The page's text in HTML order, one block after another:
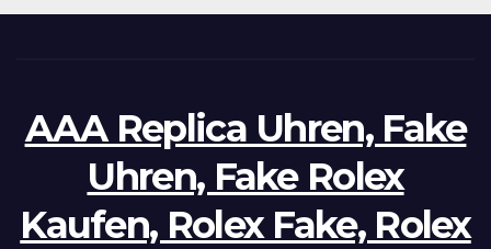
AAA Replica Uhren, Fake
Uhren, Fake Rolex
Kaufen, Rolex Fake, Rolex